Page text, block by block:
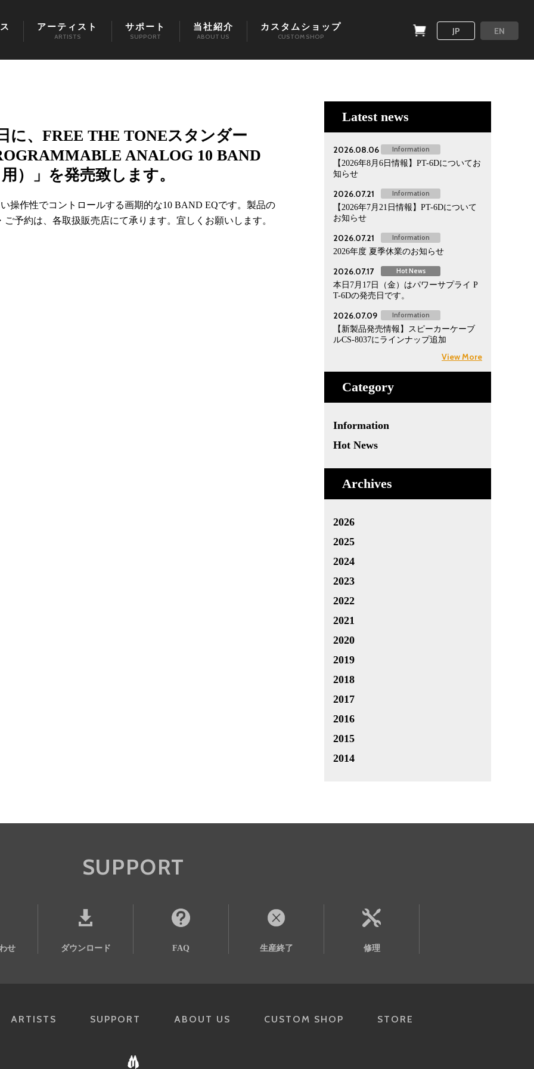
アーティスト
ARTISTS
サポート
SUPPORT
当社紹介
ABOUT US
カスタムショップ
CUSTOM SHOP
JP EN
に、FREE THE TONEスタンダー
ANALOG 10 BAND
）」を発売致します。
操作性でコントロールする画期的な10 BAND EQです。製品の
予約は、各取扱販売店にて承ります。宜しくお願いします。
Latest news
2026.08.06 Information
【2026年8月6日情報】PT-6Dについてお
知らせ
2026.07.21 Information
【2026年7月21日情報】PT-6Dについて
お知らせ
2026.07.21 Information
2026年度 夏季休業のお知らせ
2026.07.17 Hot News
本日7月17日（金）はパワーサプライ P
T-6Dの発売日です。
2026.07.09 Information
【新製品発売情報】スピーカーケーブ
ルCS-8037にラインナップ追加
View More
Category
Information
Hot News
Archives
2026
2025
2024
2023
2022
2021
2020
2019
2018
2017
2016
2015
2014
SUPPORT
せ ダウンロード FAQ 生産終了 修理
ARTISTS SUPPORT ABOUT US CUSTOM SHOP STORE